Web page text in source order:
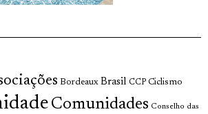
Bordeaux Brasil CCP Ciclismo
Comunidades Conselho das